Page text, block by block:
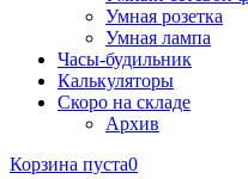
Умная розетка
Умная лампа
Часы-будильник
Калькуляторы
Скоро на складе
Архив
Корзина пуста0